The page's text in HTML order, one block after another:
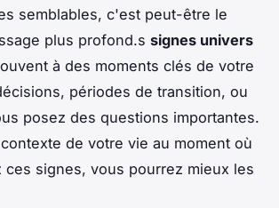
semblables, c'est peut-être le
plus profond.s signes univers
à des moments clés de votre
périodes de transition, ou
posez des questions importantes.
de votre vie au moment où
ces signes, vous pourrez mieux les